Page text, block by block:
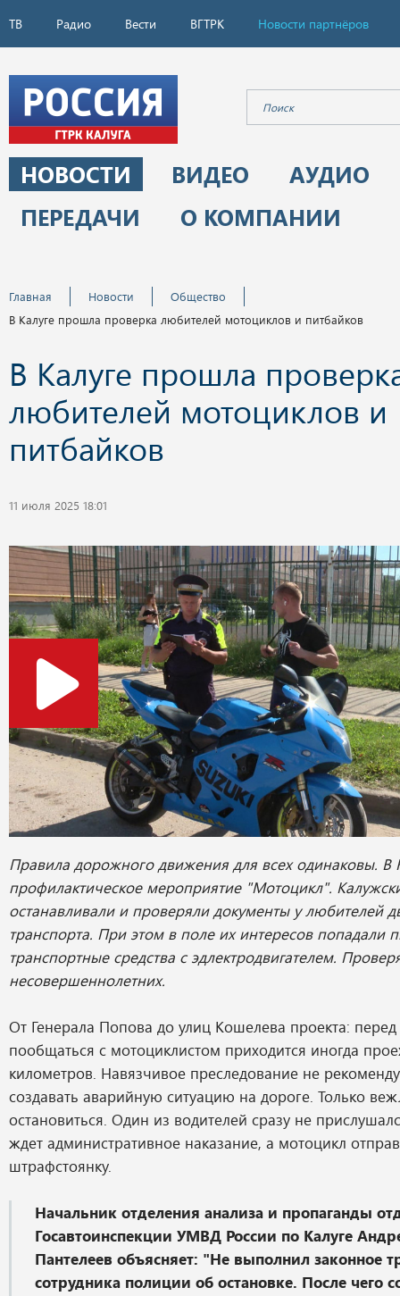
ТВ Радио Вести ВГТРК Новости партнёров
НОВОСТИ ВИДЕО
АУДИО
ПЕРЕДАЧИ
О КОМПАНИИ
Главная Новости
Общество
В Калуге прошла проверка любителей мотоциклов и питбайков
В Калуге прошла
любителей мотоциклов и
питбайков
11 июля 2025 18:01
Правила дорожного движения для всех одинаковы. В
профилактическое мероприятие "Мотоцикл".
останавливали и проверяли документы у любителей
транспорта. При этом в поле их интересов попадали
транспортные средства с эдлектродвигателем.
несовершеннолетних.
От Генерала Попова до улиц Кошелева проекта: перед
пообщаться с мотоциклистом приходится иногда
километров. Навязчивое преследование не
создавать аварийную ситуацию на дороге. Только
остановиться. Один из водителей сразу не
ждет административное наказание, а мотоцикл
штрафстоянку.
Начальник отделения анализа и пропаганды
Госавтоинспекции УМВД России по Калуге
Пантелеев объясняет: "Не выполнил законное
сотрудника полиции об остановке. После чего